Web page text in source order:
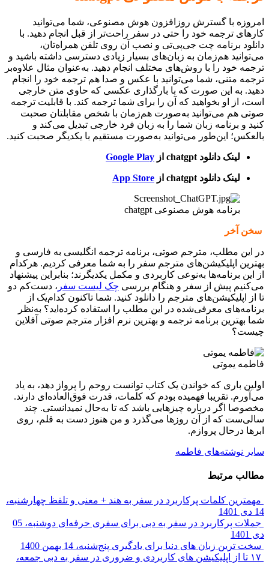
امروزه با گسترش روزافزون هوش مصنوعی، شما می‌توانید
کارهای ترجمه خود را حتی در سفر راحت‌تر از قبل انجام دهید. با
دانلود برنامه چت جی‌پی‌تی و نصب آن روی تلفن همراه‌تان،
می‌توانید هم‌زمان به زبان‌های بسیار زیادی دسترسی داشته باشید و
ترجمه خود را با روش‌های مختلف انجام دهید. به‌عنوان مثال علاوه‌بر
ترجمه متنی، شما می‌توانید با عکس و صدا هم ترجمه خود را انجام
دهید. به این صورت که با بارگذاری عکسی که حاوی متن خارجی
است، از او بخواهید که آن را برای شما ترجمه کند. با قابلیت ترجمه
صوتی هم می‌توانید به‌صورت هم‌زمان با شخص مقابلتان صحبت
کنید و برنامه زبان شما را به زبان فرد خارجی تبدیل می‌کند و
بالعکس؛ این‌طور می‌توانید به‌صورت مستقیم با یکدیگر صحبت کنید.
لینک دانلود chatgpt از Google Play
لینک دانلود chatgpt از App Store
برنامه هوش مصنوعی chatgpt
سخن آخر
در این مطلب، مترجم صوتی، برنامه ترجمه انگلیسی به فارسی و
بهترین اپلیکیشن‌های مترجم سفر را به شما معرفی کردیم. هرکدام
از این برنامه‌‌ها به‌نوعی کاربردی و مکمل یکدیگرند؛ بنابراین پیشنهاد
می‌کنیم پیش از سفر و هنگام بررسی چک لیست سفر ، دست‌کم دو
تا از اپلیکیشن‌های مترجم را دانلود کنید. شما تاکنون کدام‌یک از
برنامه‌های معرفی‌شده در این مطلب را استفاده کرده‌اید؟ به‌نظر
شما بهترین برنامه ترجمه و بهترین نرم افزار مترجم صوتی آفلاین
چیست؟
فاطمه یموتی
اولین باری که خواندن یک کتاب توانست روحم را پرواز دهد، به یاد
می‌آورم. تقریبا فهمیده بودم که کلمات، قدرت فوق‌العاده‌ای دارند.
مخصوصا اگر درباره چیزهایی باشد که تا به‌حال نمیدانستی. چند
سالی‌ست که از آن روزها می‌گذرد و من هنوز دست به قلم، روی
ابرها درحال پروازم.
سایر نوشته‌های فاطمه
مطالب مرتبط
مهمترین کلمات پرکاربرد در سفر به هند + معنی و تلفظ چهارشنبه،
14 دی 1401
جملات پرکاربرد در سفر به دبی برای سفری حرفه‌ای
دوشنبه، 05
دی 1401
سخت ترین زبان های دنیا برای یادگیری پنج‌شنبه، 14 بهمن 1400
۱۷ تا از اپلیکیشن های کاربردی و ضروری در سفر به دبی
جمعه،